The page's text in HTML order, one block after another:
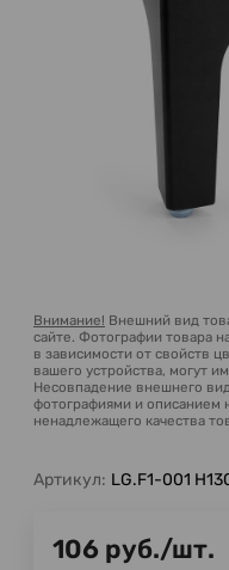
Внимание! Внешний вид
сайте. Фотографии товара
в зависимости от свойств
вашего устройства, могут
Несовпадение внешнего
фотографиями и описанием
ненадлежащего качества
Артикул: LG.F1-001
106 руб./шт.